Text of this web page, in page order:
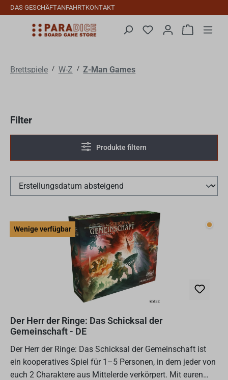
Zum Hauptinhalt springen
DAS GESCHÄFTANFAHRTKONTAKT
Du hast 0 Produkte
Brettspiele / W-Z / Z-Man Games
Filter
Produkte filtern
Wenige verfügbar
Der Herr der Ringe: Das Schicksal der
Gemeinschaft - DE
Der Herr der Ringe: Das Schicksal der Gemeinschaft ist
ein kooperatives Spiel für 1–5 Personen, in dem jeder von
euch 2 Charaktere aus Mittelerde verkörpert. Mit euren